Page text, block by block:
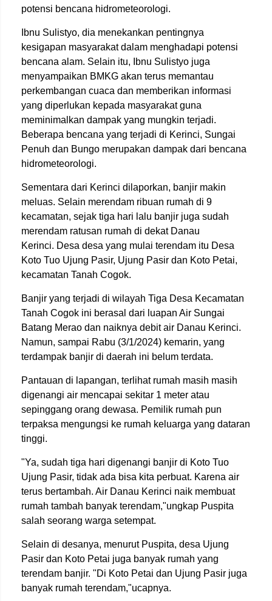
potensi bencana hidrometeorologi.
Ibnu Sulistyo, dia menekankan pentingnya
kesigapan masyarakat dalam menghadapi potensi
bencana alam. Selain itu, Ibnu Sulistyo juga
menyampaikan BMKG akan terus memantau
perkembangan cuaca dan memberikan informasi
yang diperlukan kepada masyarakat guna
meminimalkan dampak yang mungkin terjadi.
Beberapa bencana yang terjadi di Kerinci, Sungai
Penuh dan Bungo merupakan dampak dari bencana
hidrometeorologi.
Sementara dari Kerinci dilaporkan, banjir makin
meluas. Selain merendam ribuan rumah di 9
kecamatan, sejak tiga hari lalu banjir juga sudah
merendam ratusan rumah di dekat Danau
Kerinci. Desa desa yang mulai terendam itu Desa
Koto Tuo Ujung Pasir, Ujung Pasir dan Koto Petai,
kecamatan Tanah Cogok.
Banjir yang terjadi di wilayah Tiga Desa Kecamatan
Tanah Cogok ini berasal dari luapan Air Sungai
Batang Merao dan naiknya debit air Danau Kerinci.
Namun, sampai Rabu (3/1/2024) kemarin, yang
terdampak banjir di daerah ini belum terdata.
Pantauan di lapangan, terlihat rumah masih masih
digenangi air mencapai sekitar 1 meter atau
sepinggang orang dewasa. Pemilik rumah pun
terpaksa mengungsi ke rumah keluarga yang dataran
tinggi.
"Ya, sudah tiga hari digenangi banjir di Koto Tuo
Ujung Pasir, tidak ada bisa kita perbuat. Karena air
terus bertambah. Air Danau Kerinci naik membuat
rumah tambah banyak terendam,"ungkap Puspita
salah seorang warga setempat.
Selain di desanya, menurut Puspita, desa Ujung
Pasir dan Koto Petai juga banyak rumah yang
terendam banjir. "Di Koto Petai dan Ujung Pasir juga
banyak rumah terendam,"ucapnya.